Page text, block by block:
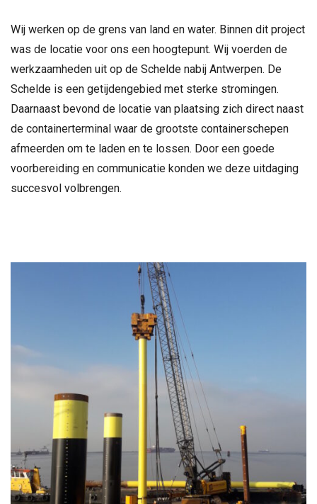
Wij werken op de grens van land en water. Binnen dit project
was de locatie voor ons een hoogtepunt. Wij voerden de
werkzaamheden uit op de Schelde nabij Antwerpen. De
Schelde is een getijdengebied met sterke stromingen.
Daarnaast bevond de locatie van plaatsing zich direct naast
de containerterminal waar de grootste containerschepen
afmeerden om te laden en te lossen. Door een goede
voorbereiding en communicatie konden we deze uitdaging
succesvol volbrengen.